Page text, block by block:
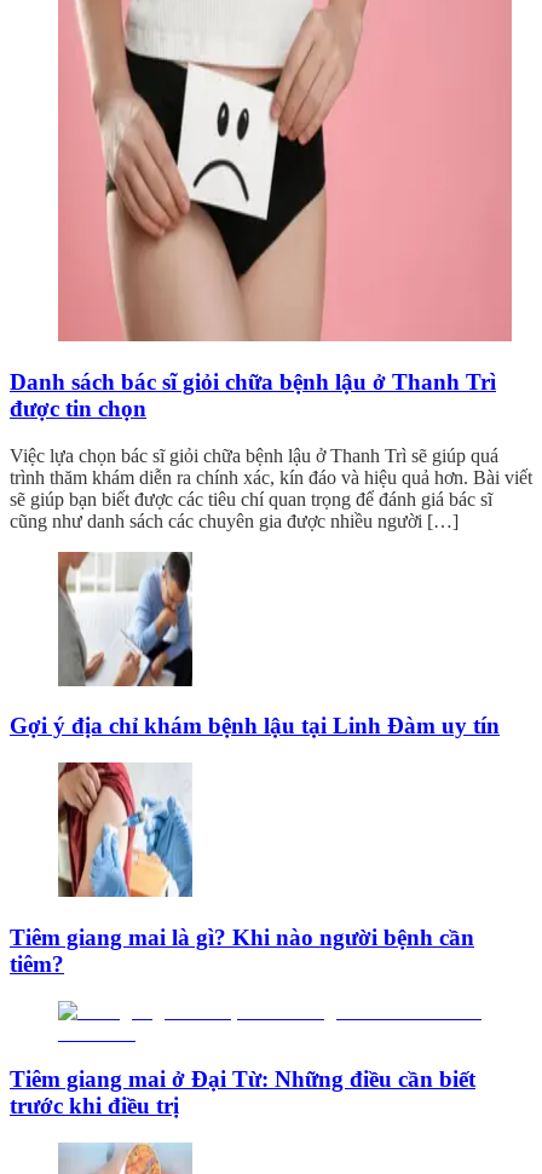
Danh sách bác sĩ giỏi chữa bệnh lậu ở Thanh Trì
được tin chọn
Việc lựa chọn bác sĩ giỏi chữa bệnh lậu ở Thanh Trì sẽ giúp quá
trình thăm khám diễn ra chính xác, kín đáo và hiệu quả hơn. Bài viết
sẽ giúp bạn biết được các tiêu chí quan trọng để đánh giá bác sĩ
cũng như danh sách các chuyên gia được nhiều người […]
Gợi ý địa chỉ khám bệnh lậu tại Linh Đàm uy tín
Tiêm giang mai là gì? Khi nào người bệnh cần
tiêm?
Tiêm giang mai ở Đại Từ: Những điều cần biết
trước khi điều trị